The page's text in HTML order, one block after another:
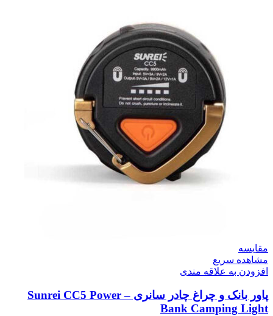
مقایسه
مشاهده سریع
افزودن به علاقه مندی
پاور بانک و چراغ چادر سانری – Sunrei CC5 Power
Bank Camping Light